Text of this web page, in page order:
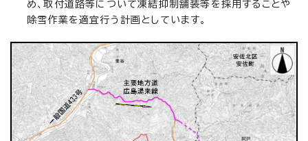
め、取付道路等について凍結抑制舗装等を採用することや
除雪作業を適宜行う計画としています。